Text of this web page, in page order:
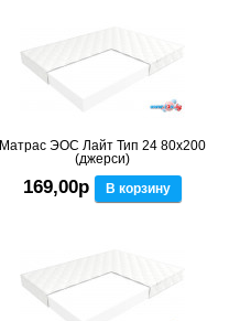
Матрас ЭОС Лайт Тип 24 80x200
(джерси)
169,00р В корзину